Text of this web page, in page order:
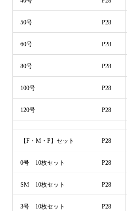
50号 P28
60号 P28
80号 P28
100号 P28
120号 P28
【F・M・P】セット P28
0号 10枚セット P28
SM 10枚セット P28
3号 10枚セット P28